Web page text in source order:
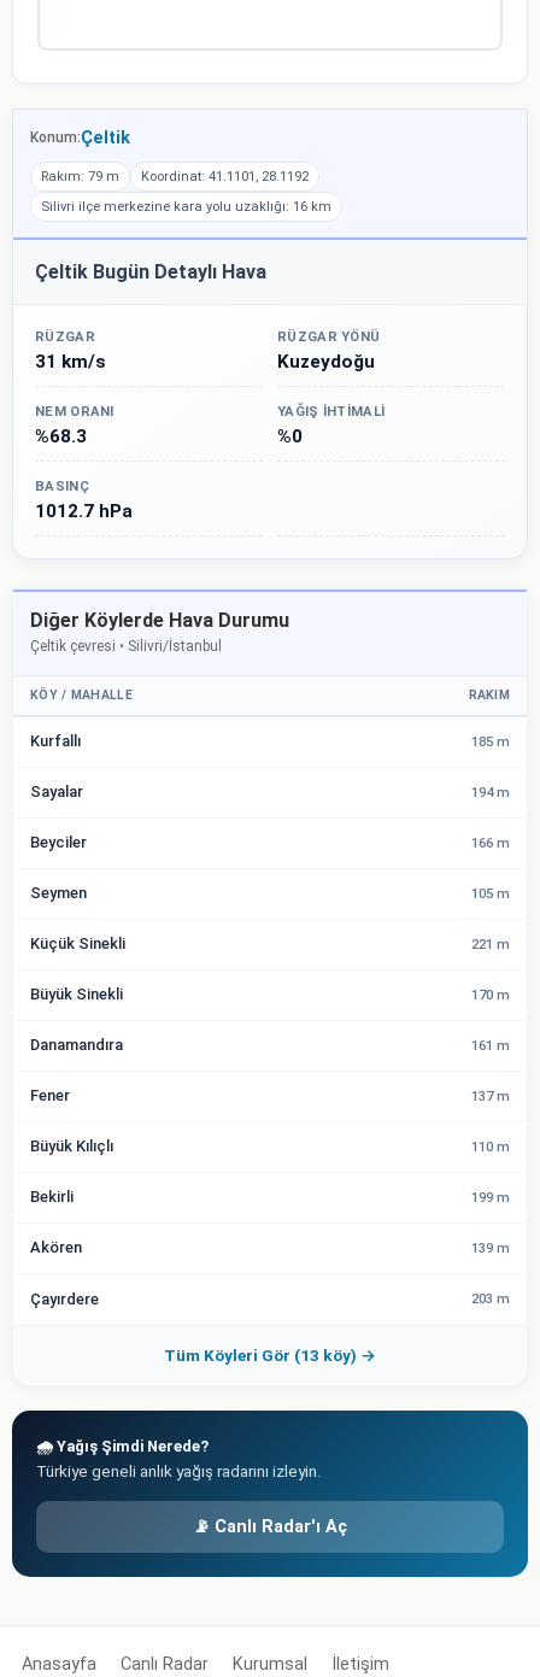
Konum:Çeltik
Rakım: 79 m
Koordinat: 41.1101, 28.1192
Silivri ilçe merkezine kara yolu uzaklığı: 16 km
Çeltik Bugün Detaylı Hava
RÜZGAR
31 km/s
RÜZGAR YÖNÜ
Kuzeydoğu
NEM ORANI
%68.3
YAĞIŞ İHTIMALI
%0
BASINÇ
1012.7 hPa
Diğer Köylerde Hava Durumu
Çeltik çevresi • Silivri/İstanbul
KÖY / MAHALLE RAKIM
Kurfallı 185 m
Sayalar 194 m
Beyciler 166 m
Seymen 105 m
Küçük Sinekli 221 m
Büyük Sinekli 170 m
Danamandıra 161 m
Fener 137 m
Büyük Kılıçlı 110 m
Bekirli 199 m
Akören 139 m
Çayırdere 203 m
Tüm Köyleri Gör (13 köy) →
🌧️ Yağış Şimdi Nerede?
Türkiye geneli anlık yağış radarını izleyin.
📡 Canlı Radar'ı Aç
Anasayfa Canlı Radar Kurumsal İletişim